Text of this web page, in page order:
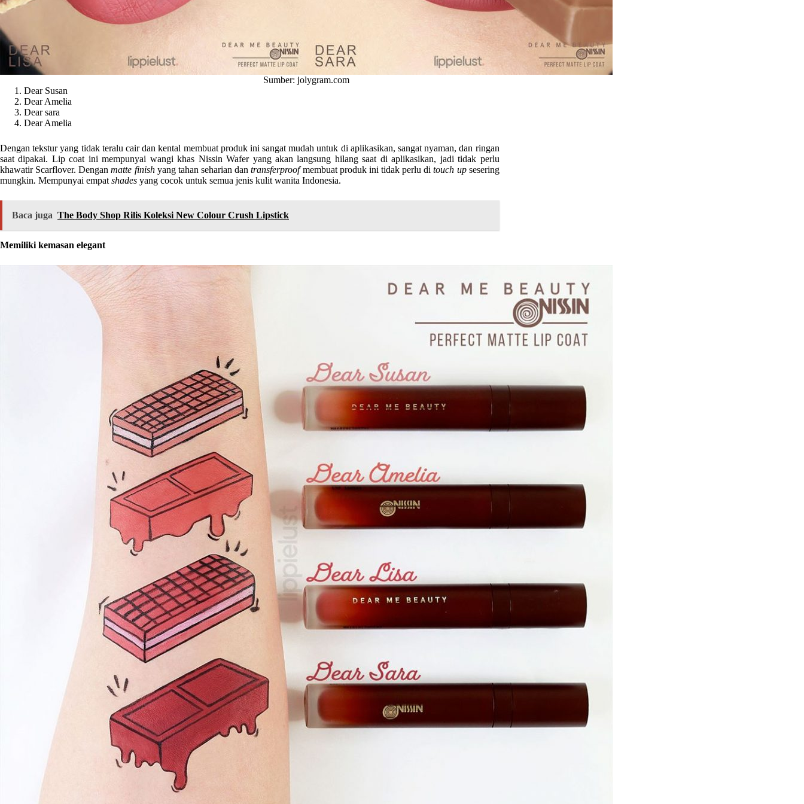
Sumber: jolygram.com
Dear Susan
Dear Amelia
Dear sara
Dear Amelia
Dengan tekstur yang tidak teralu cair dan kental membuat produk ini sangat mudah untuk di aplikasikan, sangat nyaman, dan ringan
saat dipakai. Lip coat ini mempunyai wangi khas Nissin Wafer yang akan langsung hilang saat di aplikasikan, jadi tidak perlu
khawatir Scarflover. Denganmatte finishyang tahan seharian dantransferproofmembuat produk ini tidak perlu di touch upsesering
mungkin. Mempunyai empat shades yang cocok untuk semua jenis kulit wanita Indonesia.
Baca juga The Body Shop Rilis Koleksi New Colour Crush Lipstick
Memiliki kemasan elegant